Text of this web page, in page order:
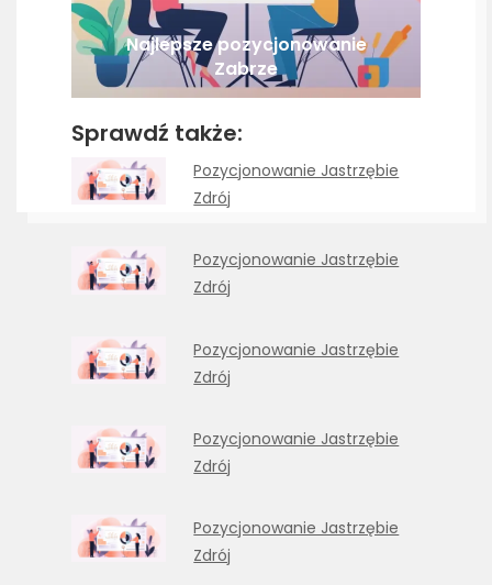
Najlepsze pozycjonowanie
Zabrze
Sprawdź także:
Pozycjonowanie Jastrzębie
Zdrój
Pozycjonowanie Jastrzębie
Zdrój
Pozycjonowanie Jastrzębie
Zdrój
Pozycjonowanie Jastrzębie
Zdrój
Pozycjonowanie Jastrzębie
Zdrój